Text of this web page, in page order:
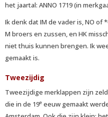
het jaartal: ANNO 1719 (in
Ik denk dat IM de vader is, NO of
M broers en zussen, en HK
niet thuis kunnen brengen. Ik
gemaakt is.
Tweezijdig
Tweezijdige merklappen zijn
die in de 19e eeuw gemaakt